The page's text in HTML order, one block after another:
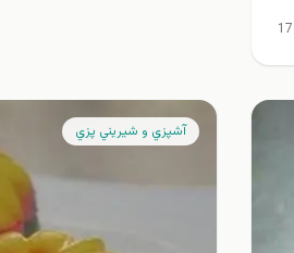
17
آشپزي و شيريني پزي